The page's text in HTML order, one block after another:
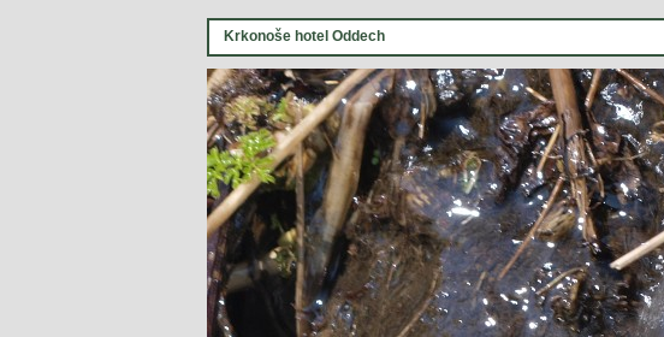
Krkonoše hotel Oddech